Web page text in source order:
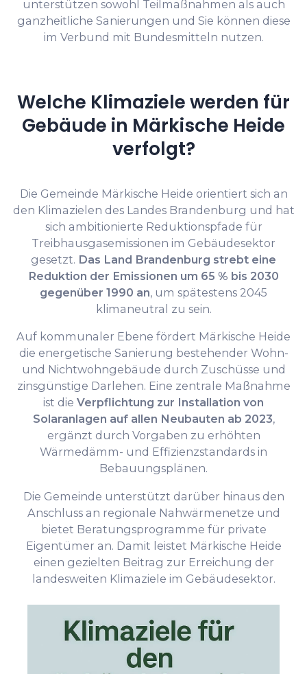
unterstützen sowohl Teilmaßnahmen als auch
ganzheitliche Sanierungen und Sie können diese
im Verbund mit Bundesmitteln nutzen.
Welche Klimaziele werden für
Gebäude in Märkische Heide
verfolgt?
Die Gemeinde Märkische Heide orientiert sich an
den Klimazielen des Landes Brandenburg und hat
sich ambitionierte Reduktionspfade für
Treibhausgasemissionen im Gebäudesektor
gesetzt. Das Land Brandenburg strebt eine
Reduktion der Emissionen um 65 % bis 2030
gegenüber 1990 an, um spätestens 2045
klimaneutral zu sein.
Auf kommunaler Ebene fördert Märkische Heide
die energetische Sanierung bestehender Wohn-
und Nichtwohngebäude durch Zuschüsse und
zinsgünstige Darlehen. Eine zentrale Maßnahme
ist die Verpflichtung zur Installation von
Solaranlagen auf allen Neubauten ab 2023,
ergänzt durch Vorgaben zu erhöhten
Wärmedämm- und Effizienzstandards in
Bebauungsplänen.
Die Gemeinde unterstützt darüber hinaus den
Anschluss an regionale Nahwärmenetze und
bietet Beratungsprogramme für private
Eigentümer an. Damit leistet Märkische Heide
einen gezielten Beitrag zur Erreichung der
landesweiten Klimaziele im Gebäudesektor.